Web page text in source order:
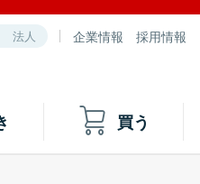
法人 企業情報 採用情報
買う